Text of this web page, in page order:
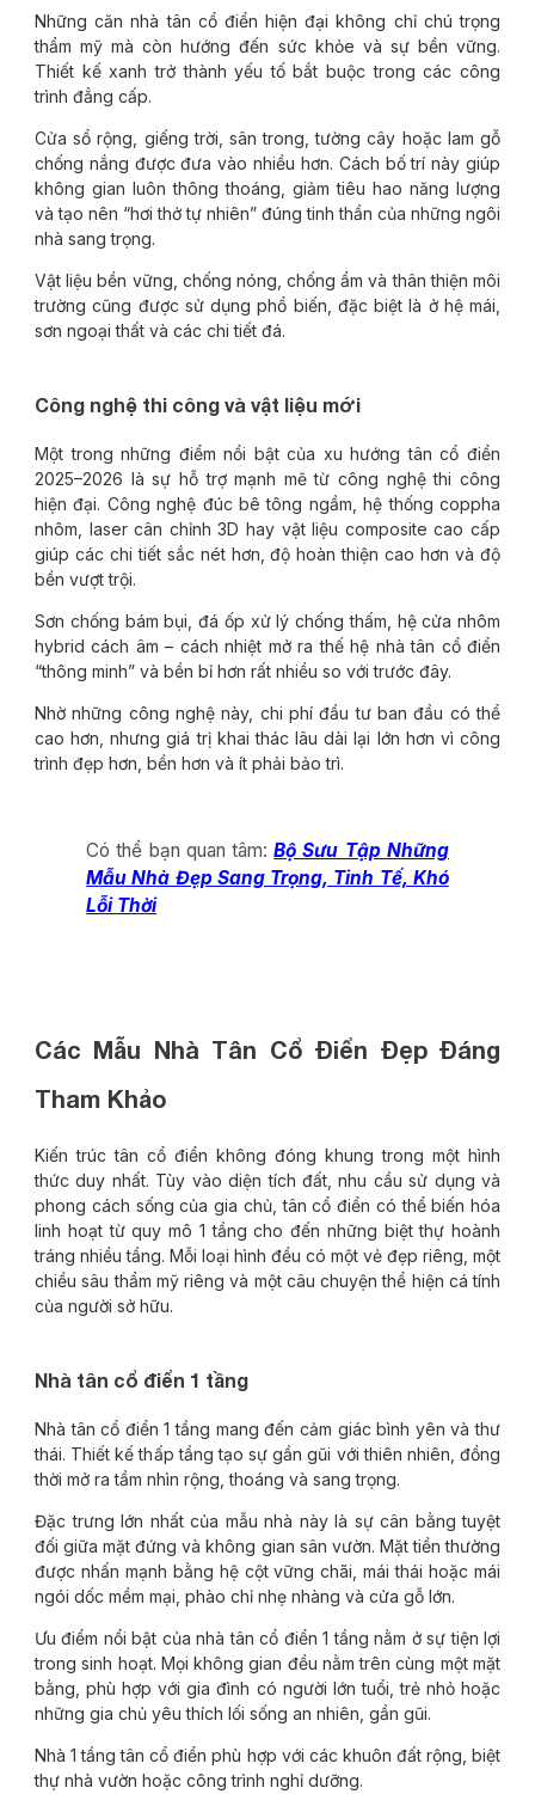
Những căn nhà tân cổ điển hiện đại không chỉ chú trọng
thẩm mỹ mà còn hướng đến sức khỏe và sự bền vững.
Thiết kế xanh trở thành yếu tố bắt buộc trong các công
trình đẳng cấp.
Cửa sổ rộng, giếng trời, sân trong, tường cây hoặc lam gỗ
chống nắng được đưa vào nhiều hơn. Cách bố trí này giúp
không gian luôn thông thoáng, giảm tiêu hao năng lượng
và tạo nên “hơi thở tự nhiên” đúng tinh thần của những ngôi
nhà sang trọng.
Vật liệu bền vững, chống nóng, chống ẩm và thân thiện môi
trường cũng được sử dụng phổ biến, đặc biệt là ở hệ mái,
sơn ngoại thất và các chi tiết đá.
Công nghệ thi công và vật liệu mới
Một trong những điểm nổi bật của xu hướng tân cổ điển
2025–2026 là sự hỗ trợ mạnh mẽ từ công nghệ thi công
hiện đại. Công nghệ đúc bê tông ngầm, hệ thống coppha
nhôm, laser cân chỉnh 3D hay vật liệu composite cao cấp
giúp các chi tiết sắc nét hơn, độ hoàn thiện cao hơn và độ
bền vượt trội.
Sơn chống bám bụi, đá ốp xử lý chống thấm, hệ cửa nhôm
hybrid cách âm – cách nhiệt mở ra thế hệ nhà tân cổ điển
“thông minh” và bền bỉ hơn rất nhiều so với trước đây.
Nhờ những công nghệ này, chi phí đầu tư ban đầu có thể
cao hơn, nhưng giá trị khai thác lâu dài lại lớn hơn vì công
trình đẹp hơn, bền hơn và ít phải bảo trì.
Có thể bạn quan tâm:Bộ Sưu Tập Những
Mẫu Nhà Đẹp Sang Trọng, Tinh Tế, Khó
Lỗi Thời
Các Mẫu Nhà Tân Cổ Điển Đẹp Đáng
Tham Khảo
Kiến trúc tân cổ điển không đóng khung trong một hình
thức duy nhất. Tùy vào diện tích đất, nhu cầu sử dụng và
phong cách sống của gia chủ, tân cổ điển có thể biến hóa
linh hoạt từ quy mô 1 tầng cho đến những biệt thự hoành
tráng nhiều tầng. Mỗi loại hình đều có một vẻ đẹp riêng, một
chiều sâu thẩm mỹ riêng và một câu chuyện thể hiện cá tính
của người sở hữu.
Nhà tân cổ điển 1 tầng
Nhà tân cổ điển 1 tầng mang đến cảm giác bình yên và thư
thái. Thiết kế thấp tầng tạo sự gần gũi với thiên nhiên, đồng
thời mở ra tầm nhìn rộng, thoáng và sang trọng.
Đặc trưng lớn nhất của mẫu nhà này là sự cân bằng tuyệt
đối giữa mặt đứng và không gian sân vườn. Mặt tiền thường
được nhấn mạnh bằng hệ cột vững chãi, mái thái hoặc mái
ngói dốc mềm mại, phào chỉ nhẹ nhàng và cửa gỗ lớn.
Ưu điểm nổi bật của nhà tân cổ điển 1 tầng nằm ở sự tiện lợi
trong sinh hoạt. Mọi không gian đều nằm trên cùng một mặt
bằng, phù hợp với gia đình có người lớn tuổi, trẻ nhỏ hoặc
những gia chủ yêu thích lối sống an nhiên, gần gũi.
Nhà 1 tầng tân cổ điển phù hợp với các khuôn đất rộng, biệt
thự nhà vườn hoặc công trình nghỉ dưỡng.